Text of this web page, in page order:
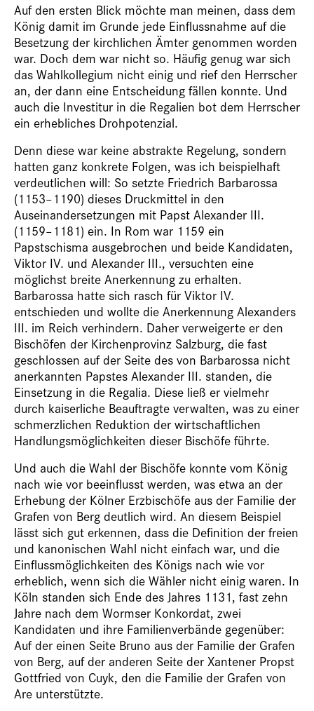
Auf den ersten Blick möchte man meinen, dass dem
König damit im Grunde jede Einflussnahme auf die
Besetzung der kirchlichen Ämter genommen worden
war. Doch dem war nicht so. Häufig genug war sich
das Wahlkollegium nicht einig und rief den Herrscher
an, der dann eine Entscheidung fällen konnte. Und
auch die Investitur in die Regalien bot dem Herrscher
ein erhebliches Drohpotenzial.
Denn diese war keine abstrakte Regelung, sondern
hatten ganz konkrete Folgen, was ich beispielhaft
verdeutlichen will: So setzte Friedrich Barbarossa
(1153–1190) dieses Druckmittel in den
Auseinandersetzungen mit Papst Alexander III.
(1159–1181) ein. In Rom war 1159 ein
Papstschisma ausgebrochen und beide Kandidaten,
Viktor IV. und Alexander III., versuchten eine
möglichst breite Anerkennung zu erhalten.
Barbarossa hatte sich rasch für Viktor IV.
entschieden und wollte die Anerkennung Alexanders
III. im Reich verhindern. Daher verweigerte er den
Bischöfen der Kirchenprovinz Salzburg, die fast
geschlossen auf der Seite des von Barbarossa nicht
anerkannten Papstes Alexander III. standen, die
Einsetzung in die Regalia. Diese ließ er vielmehr
durch kaiserliche Beauftragte verwalten, was zu einer
schmerzlichen Reduktion der wirtschaftlichen
Handlungsmöglichkeiten dieser Bischöfe führte.
Und auch die Wahl der Bischöfe konnte vom König
nach wie vor beeinflusst werden, was etwa an der
Erhebung der Kölner Erzbischöfe aus der Familie der
Grafen von Berg deutlich wird. An diesem Beispiel
lässt sich gut erkennen, dass die Definition der freien
und kanonischen Wahl nicht einfach war, und die
Einflussmöglichkeiten des Königs nach wie vor
erheblich, wenn sich die Wähler nicht einig waren. In
Köln standen sich Ende des Jahres 1131, fast zehn
Jahre nach dem Wormser Konkordat, zwei
Kandidaten und ihre Familienverbände gegenüber:
Auf der einen Seite Bruno aus der Familie der Grafen
von Berg, auf der anderen Seite der Xantener Propst
Gottfried von Cuyk, den die Familie der Grafen von
Are unterstützte.